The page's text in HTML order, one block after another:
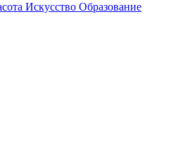
Искусство Образование